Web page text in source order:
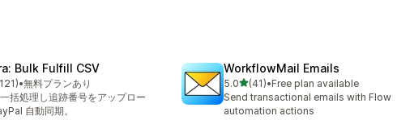
Bulk Fulfill CSV
中
ュー数：121件
•無料プランあり
括処理し追跡番号をアップロー
自動同期。
WorkflowMail Emails
5.05つ星中
(41)
合計レビュー数：41件
•Free plan available
Send transactional emails with Flow
automation actions